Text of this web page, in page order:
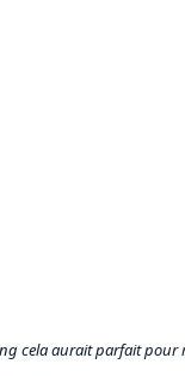
cela aurait parfait pour